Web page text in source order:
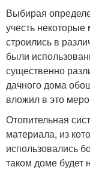
Выбирая
учесть
строились в
были
существенно
дачного дома
вложил в это
Отопительная
материала, из
использовались
таком доме будет